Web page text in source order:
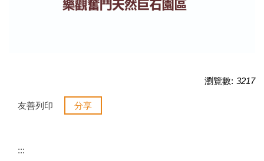
瀏覽數: 3217
友善列印 分享
:::